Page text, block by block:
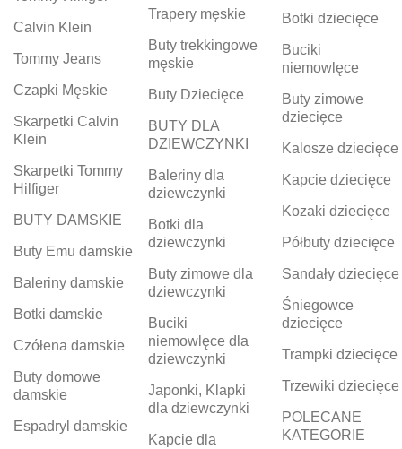
Calvin Klein
Tommy Jeans
Czapki Męskie
Skarpetki Calvin
Klein
Skarpetki Tommy
Hilfiger
BUTY DAMSKIE
Buty Emu damskie
Baleriny damskie
Botki damskie
Czółena damskie
Buty domowe
damskie
Espadryl damskie
Trapery męskie
Buty trekkingowe
męskie
Buty Dziecięce
BUTY DLA
DZIEWCZYNKI
Baleriny dla
dziewczynki
Botki dla
dziewczynki
Buty zimowe dla
dziewczynki
Buciki
niemowlęce dla
dziewczynki
Japonki, Klapki
dla dziewczynki
Kapcie dla
Botki dziecięce
Buciki
niemowlęce
Buty zimowe
dziecięce
Kalosze dziecięce
Kapcie dziecięce
Kozaki dziecięce
Półbuty dziecięce
Sandały dziecięce
Śniegowce
dziecięce
Trampki dziecięce
Trzewiki dziecięce
POLECANE
KATEGORIE